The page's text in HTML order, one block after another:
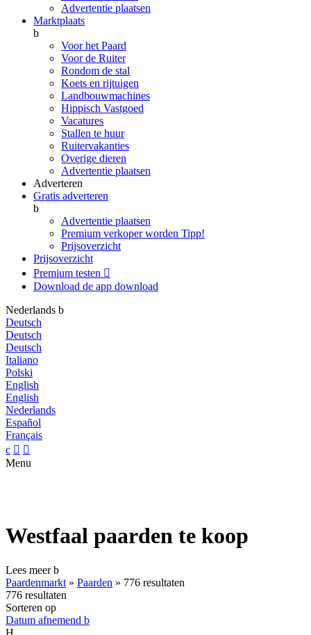
Advertentie plaatsen
Marktplaats
b
Voor het Paard
Voor de Ruiter
Rondom de stal
Koets en rijtuigen
Landbouwmachines
Hippisch Vastgoed
Vacatures
Stallen te huur
Ruitervakanties
Overige dieren
Advertentie plaatsen
Adverteren
Gratis adverteren
b
Advertentie plaatsen
Premium verkoper worden Tipp!
Prijsoverzicht
Prijsoverzicht
Premium testen 
Download de app download
Nederlands b
Deutsch
Deutsch
Deutsch
Italiano
Polski
English
English
Nederlands
Español
Français
c  
Menu
Westfaal paarden te koop
Lees meerb
Paardenmarkt » Paarden » 776 resultaten
776 resultaten
Sorteren op
Datum afnemend b
H